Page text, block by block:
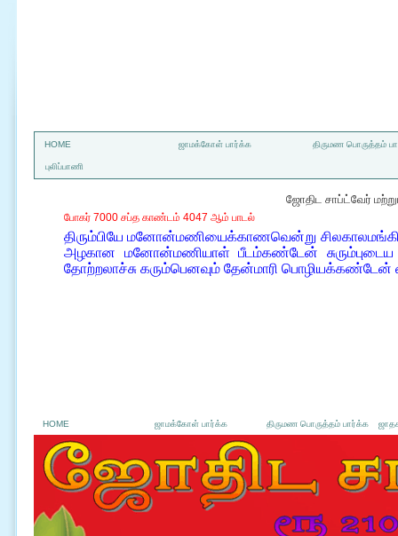
HOME ஜாமக்கோள் பார்க்க திருமண பொருத்தம்
புலிப்பாணி
ஜோதிட சாப்ட்வேர்
போகர் 7000 சப்த காண்டம் 4047 ஆம் பாடல்
திரும்பியே மனோன்மணியைக்காணவென்று
அழகான மனோன்மணியாள் பீடம்கண்டேன்
தோற்றலாச்சு கரும்பெனவும் தேன்மாரி பொழியக்கண்டேன்
HOME ஜாமக்கோள் பார்க்க திருமண பொருத்தம் பார்க்க